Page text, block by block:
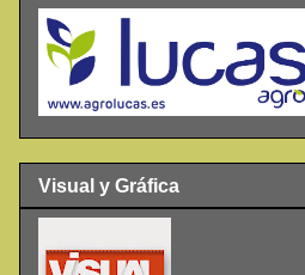
Visual y Gráfica